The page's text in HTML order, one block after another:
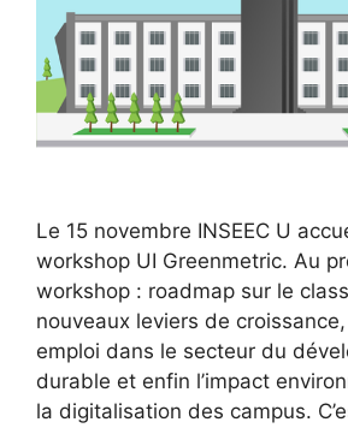
Le 15 novembre INSEEC U
workshop UI Greenmetric. Au
workshop : roadmap sur le
nouveaux leviers de
emploi dans le secteur du
durable et enfin l’impact
la digitalisation des campus.